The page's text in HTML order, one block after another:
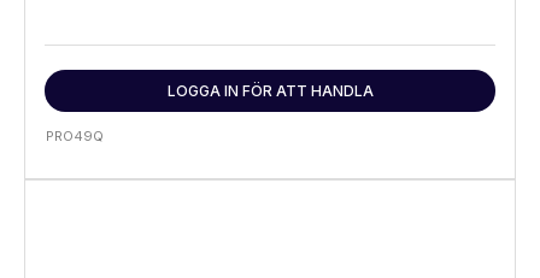
LOGGA IN FÖR ATT HANDLA
PRO49Q